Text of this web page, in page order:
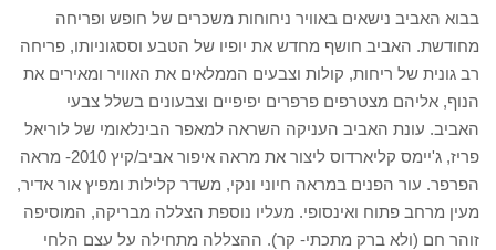
בבוא האביב נישאים באוויר ניחוחות משכרים של חופש ופריחה
מחודשת. האביב חושף מחדש את יופיו של הטבע וססגוניותו, פריחה
רב גונית של ריחות, קולות וצבעים הממלאים את האוויר ומאירים את
הנוף, אליהם מצטרפים פרפרים יפיפיים וצבעונים בשלל צבעי
האביב. עונת האביב העניקה השראה למאפר הבינלאומי של לוריאל
פריז, ג'יימס קליארדוס ליצור את מראה איפור אביב/קיץ 2010- מראה
הפרפר. עור הפנים במראה חיוני ונקי, משדר קלילות ומפיץ אור אדיר,
מעין מרחב פתוח ואינסופי. מעליו נוספת הצללה מבריקה, המוסיפה
זוהר חם (ולא ברק מתכתי- קר). ההצללה מתחילה על עצם הלחי